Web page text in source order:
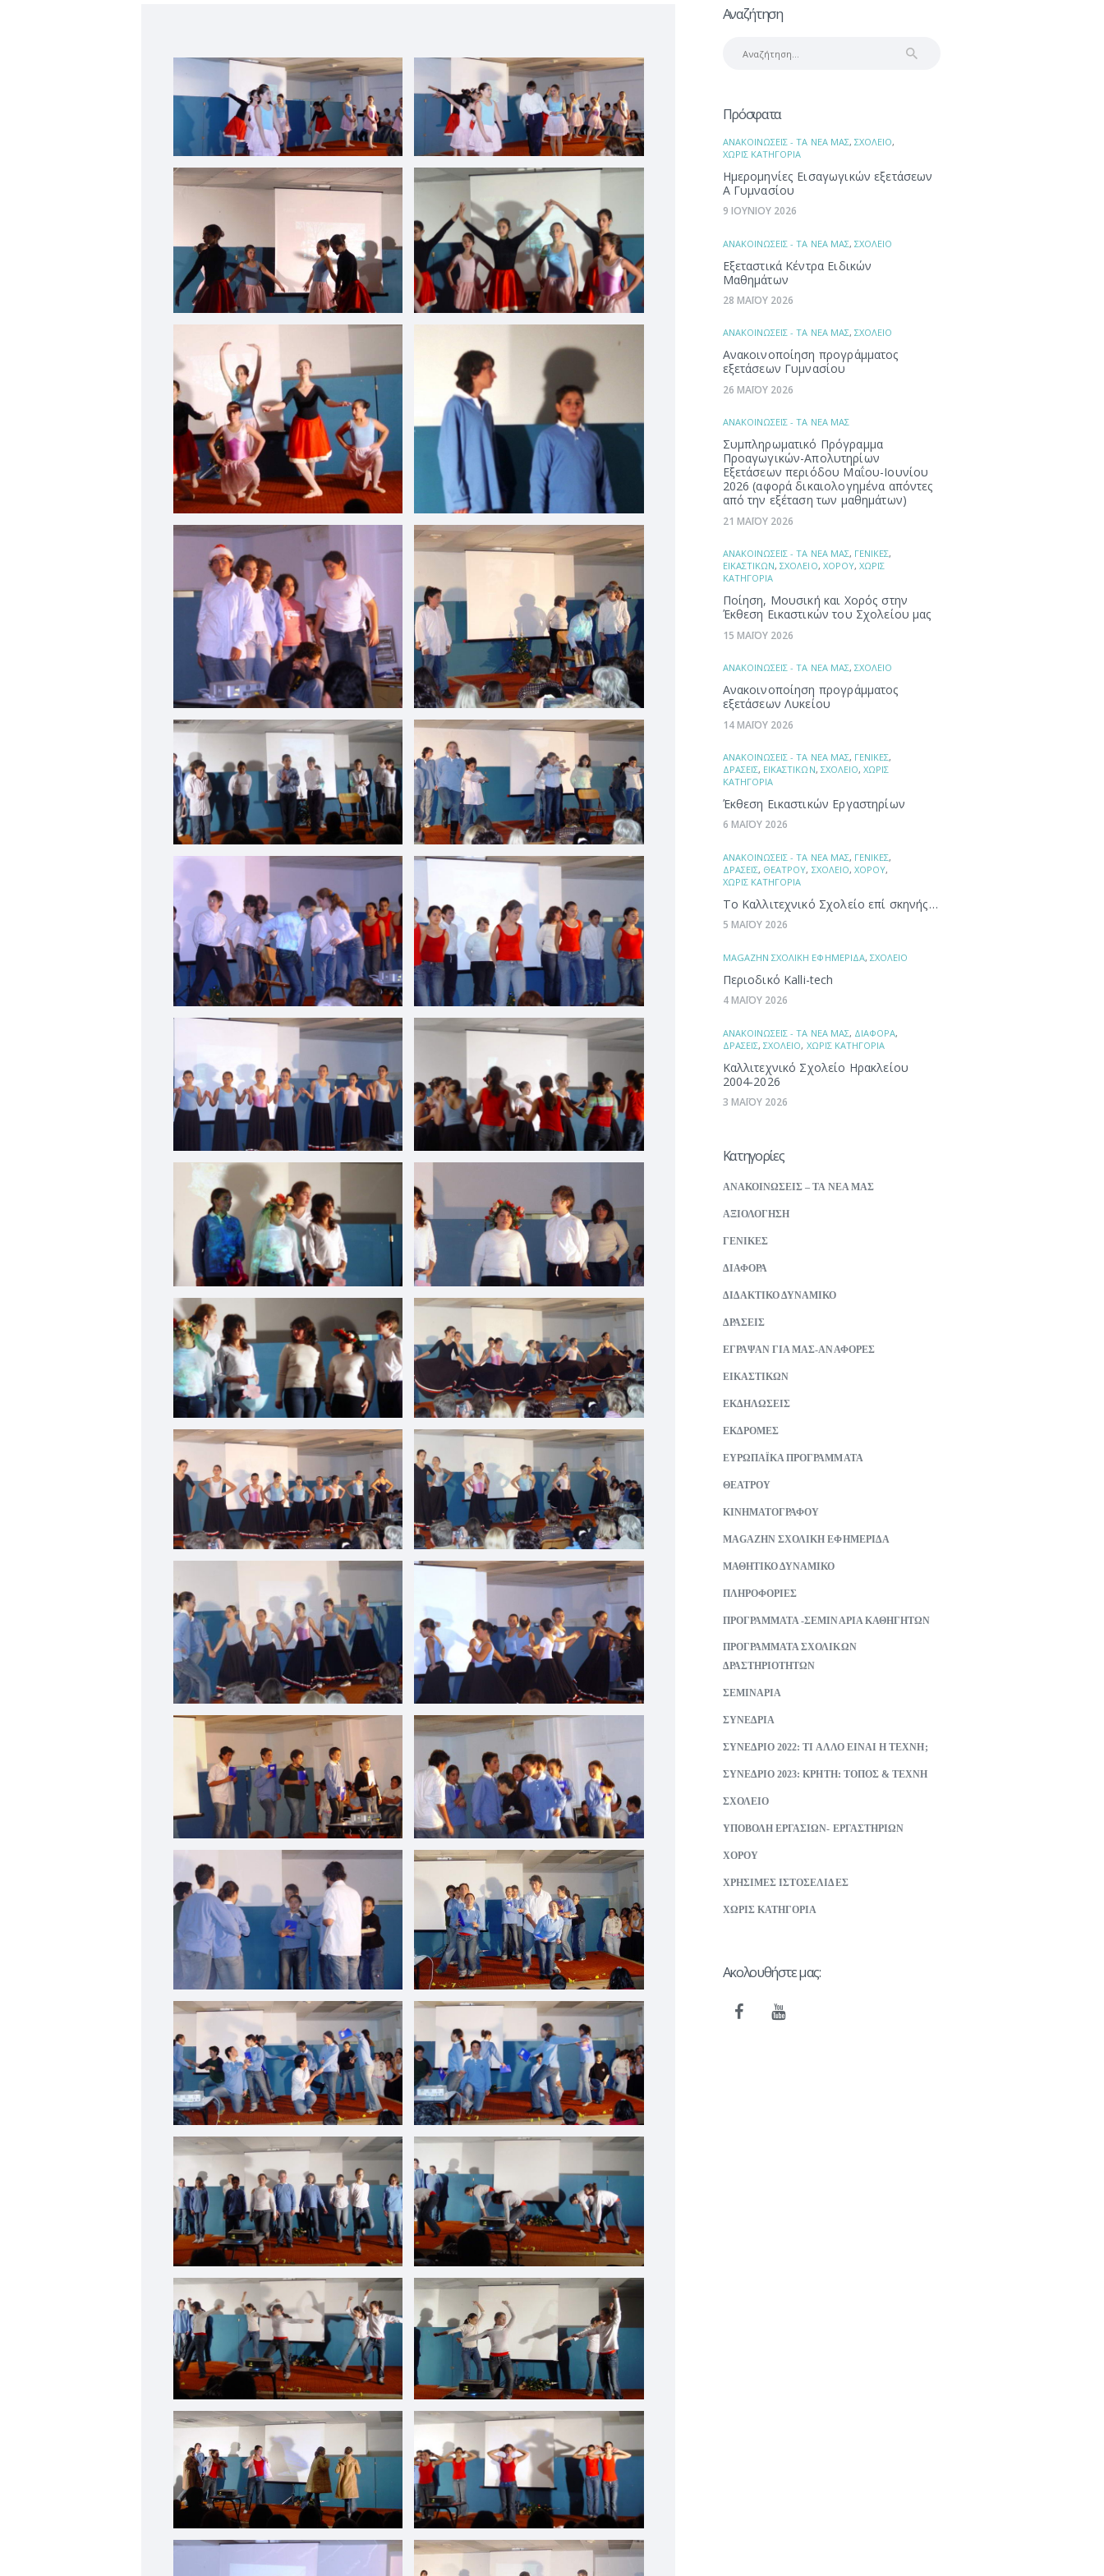
Αναζήτηση
Πρόσφατα
ΑΝΑΚΟΙΝΩΣΕΙΣ - ΤΑ ΝΕΑ ΜΑΣ,ΣΧΟΛΕΙΟ,
ΧΩΡΙΣ ΚΑΤΗΓΟΡΙΑ
Ημερομηνίες Εισαγωγικών εξετάσεων
Α Γυμνασίου
9 ΙΟΥΝΙΟΥ 2026
ΑΝΑΚΟΙΝΩΣΕΙΣ - ΤΑ ΝΕΑ ΜΑΣ,ΣΧΟΛΕΙΟ
Εξεταστικά Κέντρα Ειδικών
Μαθημάτων
28 ΜΑΪΟΥ 2026
ΑΝΑΚΟΙΝΩΣΕΙΣ - ΤΑ ΝΕΑ ΜΑΣ,ΣΧΟΛΕΙΟ
Ανακοινοποίηση προγράμματος
εξετάσεων Γυμνασίου
26 ΜΑΪΟΥ 2026
ΑΝΑΚΟΙΝΩΣΕΙΣ - ΤΑ ΝΕΑ ΜΑΣ
Συμπληρωματικό Πρόγραμμα
Προαγωγικών-Απολυτηρίων
Εξετάσεων περιόδου Μαΐου-Ιουνίου
2026 (αφορά δικαιολογημένα απόντες
από την εξέταση των μαθημάτων)
21 ΜΑΪΟΥ 2026
ΑΝΑΚΟΙΝΩΣΕΙΣ - ΤΑ ΝΕΑ ΜΑΣ, ΓΕΝΙΚΕΣ,
ΕΙΚΑΣΤΙΚΩΝ,ΣΧΟΛΕΙΟ, ΧΟΡΟΥ,ΧΩΡΙΣ
ΚΑΤΗΓΟΡΙΑ
Ποίηση, Μουσική και Χορός στην
Έκθεση Εικαστικών του Σχολείου μας
15 ΜΑΪΟΥ 2026
ΑΝΑΚΟΙΝΩΣΕΙΣ - ΤΑ ΝΕΑ ΜΑΣ,ΣΧΟΛΕΙΟ
Ανακοινοποίηση προγράμματος
εξετάσεων Λυκείου
14 ΜΑΪΟΥ 2026
ΑΝΑΚΟΙΝΩΣΕΙΣ - ΤΑ ΝΕΑ ΜΑΣ, ΓΕΝΙΚΕΣ,
ΔΡΑΣΕΙΣ, ΕΙΚΑΣΤΙΚΩΝ, ΣΧΟΛΕΙΟ,ΧΩΡΙΣ
ΚΑΤΗΓΟΡΙΑ
Έκθεση Εικαστικών Εργαστηρίων
6 ΜΑΪΟΥ 2026
ΑΝΑΚΟΙΝΩΣΕΙΣ - ΤΑ ΝΕΑ ΜΑΣ, ΓΕΝΙΚΕΣ,
ΔΡΑΣΕΙΣ, ΘΕΑΤΡΟΥ, ΣΧΟΛΕΙΟ,ΧΟΡΟΥ,
ΧΩΡΙΣ ΚΑΤΗΓΟΡΙΑ
Το Καλλιτεχνικό Σχολείο επί σκηνής…
5 ΜΑΪΟΥ 2026
ΜAGAZHN ΣΧΟΛΙΚΗ ΕΦΗΜΕΡΙΔΑ,ΣΧΟΛΕΙΟ
Περιοδικό Kalli-tech
4 ΜΑΪΟΥ 2026
ΑΝΑΚΟΙΝΩΣΕΙΣ - ΤΑ ΝΕΑ ΜΑΣ, ΔΙΑΦΟΡΑ,
ΔΡΑΣΕΙΣ,ΣΧΟΛΕΙΟ, ΧΩΡΙΣ ΚΑΤΗΓΟΡΙΑ
Καλλιτεχνικό Σχολείο Ηρακλείου
2004-2026
3 ΜΑΪΟΥ 2026
Κατηγορίες
ΑΝΑΚΟΙΝΩΣΕΙΣ – ΤΑ ΝΕΑ ΜΑΣ
ΑΞΙΟΛΟΓΗΣΗ
ΓΕΝΙΚΕΣ
ΔΙΑΦΟΡΑ
ΔΙΔΑΚΤΙΚΟ ΔΥΝΑΜΙΚΟ
ΔΡΑΣΕΙΣ
ΕΓΡΑΨΑΝ ΓΙΑ ΜΑΣ-ΑΝΑΦΟΡΕΣ
ΕΙΚΑΣΤΙΚΩΝ
ΕΚΔΗΛΩΣΕΙΣ
ΕΚΔΡΟΜΕΣ
ΕΥΡΩΠΑΪΚΑ ΠΡΟΓΡΑΜΜΑΤΑ
ΘΕΑΤΡΟΥ
ΚΙΝΗΜΑΤΟΓΡΑΦΟΥ
ΜAGAZHN ΣΧΟΛΙΚΗ ΕΦΗΜΕΡΙΔΑ
ΜΑΘΗΤΙΚΟ ΔΥΝΑΜΙΚΟ
ΠΛΗΡΟΦΟΡΙΕΣ
ΠΡΟΓΡΑΜΜΑΤΑ -ΣΕΜΙΝΑΡΙΑ ΚΑΘΗΓΗΤΩΝ
ΠΡΟΓΡΑΜΜΑΤΑ ΣΧΟΛΙΚΩΝ
ΔΡΑΣΤΗΡΙΟΤΗΤΩΝ
ΣΕΜΙΝΑΡΙΑ
ΣΥΝΕΔΡΙΑ
ΣΥΝΕΔΡΙΟ 2022: ΤΙ ΑΛΛΟ ΕΙΝΑΙ Η ΤΕΧΝΗ;
ΣΥΝΕΔΡΙΟ 2023: ΚΡΗΤΗ: ΤΟΠΟΣ & ΤΕΧΝΗ
ΣΧΟΛΕΙΟ
ΥΠΟΒΟΛΗ ΕΡΓΑΣΙΩΝ- ΕΡΓΑΣΤΗΡΙΩΝ
ΧΟΡΟΥ
ΧΡΗΣΙΜΕΣ ΙΣΤΟΣΕΛΙΔΕΣ
ΧΩΡΙΣ ΚΑΤΗΓΟΡΙΑ
Ακολουθήστε μας: